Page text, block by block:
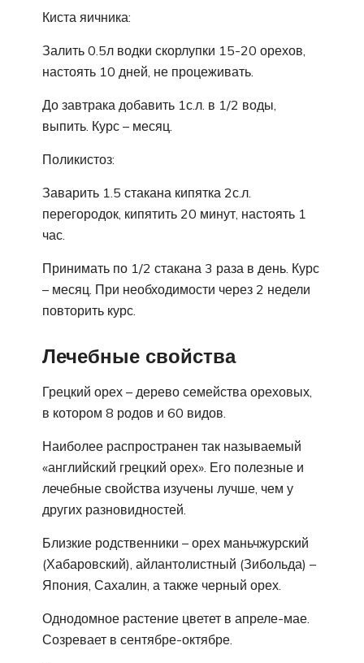
Киста яичника:
Залить 0.5л водки скорлупки 15-20 орехов,
настоять 10 дней, не процеживать.
До завтрака добавить 1с.л. в 1/2 воды,
выпить. Курс – месяц.
Поликистоз:
Заварить 1.5 стакана кипятка 2с.л.
перегородок, кипятить 20 минут, настоять 1
час.
Принимать по 1/2 стакана 3 раза в день. Курс
– месяц. При необходимости через 2 недели
повторить курс.
Лечебные свойства
Грецкий орех – дерево семейства ореховых,
в котором 8 родов и 60 видов.
Наиболее распространен так называемый
«английский грецкий орех». Его полезные и
лечебные свойства изучены лучше, чем у
других разновидностей.
Близкие родственники – орех маньчжурский
(Хабаровский), айлантолистный (Зибольда) –
Япония, Сахалин, а также черный орех.
Однодомное растение цветет в апреле-мае.
Созревает в сентябре-октябре.